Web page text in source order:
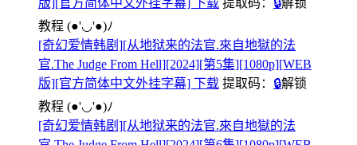
版][官方简体中文外挂字幕] 下载 提取码： 🔒解锁
教程 (●'◡'●)ﾉ
[奇幻爱情韩剧][从地狱来的法官.來自地獄的法
官.The Judge From Hell][2024][第5集][1080p][WEB
版][官方简体中文外挂字幕] 下载 提取码： 🔒解锁
教程 (●'◡'●)ﾉ
[奇幻爱情韩剧][从地狱来的法官.來自地獄的法